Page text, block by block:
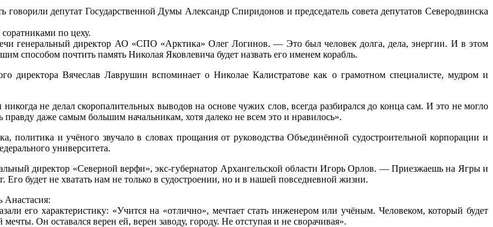
говорили депутат Государственной Думы Александр Спиридонов и председатель совета депутатов Северодвинска
по цеху.
генеральный директор АО «СПО «Арктика» Олег Логинов. — Это был человек долга, дела, энергии. И в этом
способом почтить память Николая Яковлевича будет назвать его именем корабль.
директора Вячеслав Лаврушин вспоминает о Николае Калистратове как о грамотном специалисте, мудром и
не делал скоропалительных выводов на основе чужих слов, всегда разбирался до конца сам. И это не могло
даже самым большим начальникам, хотя далеко не всем это и нравилось».
политика и учёного звучало в словах прощания от руководства Объединённой судостроительной корпорации и
университета.
директор «Северной верфи», экс-губернатор Архангельской области Игорь Орлов. — Приезжаешь на Ягры и
Его будет не хватать нам не только в судостроении, но и в нашей повседневной жизни.
Анастасия:
его характеристику: «Учится на «отлично», мечтает стать инженером или учёным. Человеком, который будет
Он оставался верен ей, верен заводу, городу. Не отступая и не сворачивая».